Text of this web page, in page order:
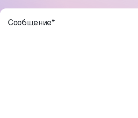
Сообщение*